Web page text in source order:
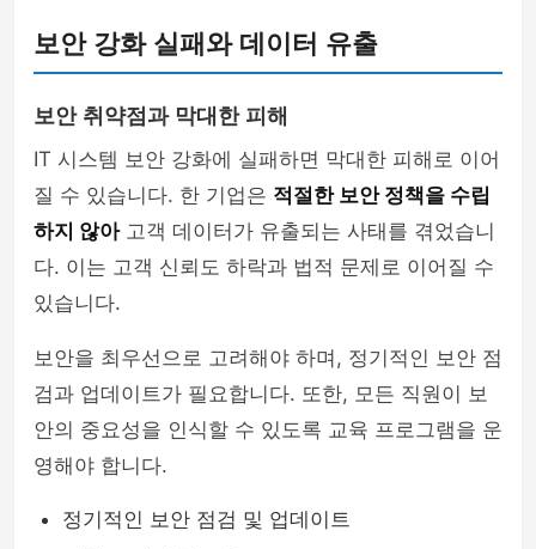
보안 강화 실패와 데이터 유출
보안 취약점과 막대한 피해
IT 시스템 보안 강화에 실패하면 막대한 피해로 이어
질 수 있습니다. 한 기업은 적절한 보안 정책을 수립
하지 않아고객 데이터가 유출되는 사태를 겪었습니
다. 이는 고객 신뢰도 하락과 법적 문제로 이어질 수
있습니다.
보안을 최우선으로 고려해야 하며, 정기적인 보안 점
검과 업데이트가 필요합니다. 또한, 모든 직원이 보
안의 중요성을 인식할 수 있도록 교육 프로그램을 운
영해야 합니다.
정기적인 보안 점검 및 업데이트